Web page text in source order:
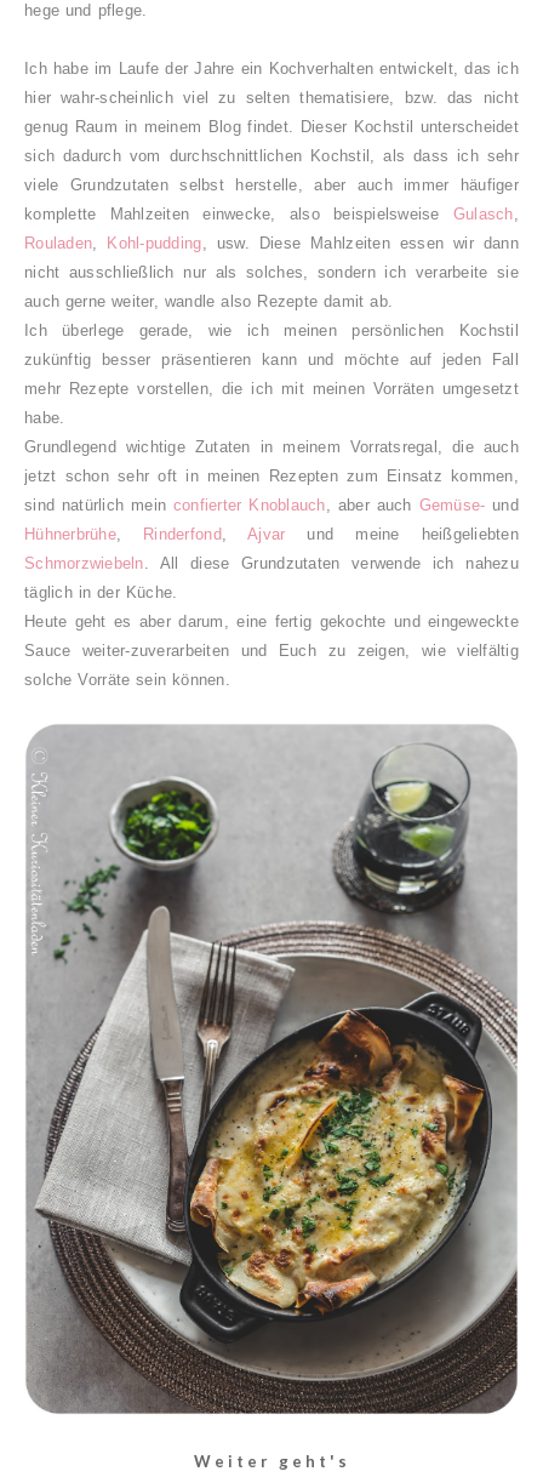
hege und pflege.
Ich habe im Laufe der Jahre ein Kochverhalten entwickelt, das ich
hier wahr-scheinlich viel zu selten thematisiere, bzw. das nicht
genug Raum in meinem Blog findet. Dieser Kochstil unterscheidet
sich dadurch vom durchschnittlichen Kochstil, als dass ich sehr
viele Grundzutaten selbst herstelle, aber auch immer häufiger
komplette Mahlzeiten einwecke, also beispielsweise Gulasch,
Rouladen, Kohl-pudding, usw. Diese Mahlzeiten essen wir dann
nicht ausschließlich nur als solches, sondern ich verarbeite sie
auch gerne weiter, wandle also Rezepte damit ab.
Ich überlege gerade, wie ich meinen persönlichen Kochstil
zukünftig besser präsentieren kann und möchte auf jeden Fall
mehr Rezepte vorstellen, die ich mit meinen Vorräten umgesetzt
habe.
Grundlegend wichtige Zutaten in meinem Vorratsregal, die auch
jetzt schon sehr oft in meinen Rezepten zum Einsatz kommen,
sind natürlich mein confierter Knoblauch, aber auch Gemüse- und
Hühnerbrühe, Rinderfond,Ajvar und meine heißgeliebten
Schmorzwiebeln. All diese Grundzutaten verwende ich nahezu
täglich in der Küche.
Heute geht es aber darum, eine fertig gekochte und eingeweckte
Sauce weiter-zuverarbeiten und Euch zu zeigen, wie vielfältig
solche Vorräte sein können.
Weiter geht's